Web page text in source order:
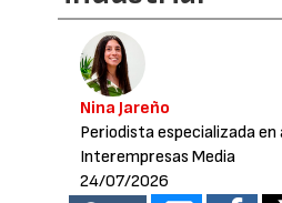
Nina Jareño
Periodista especializada
Interempresas Media
24/07/2026